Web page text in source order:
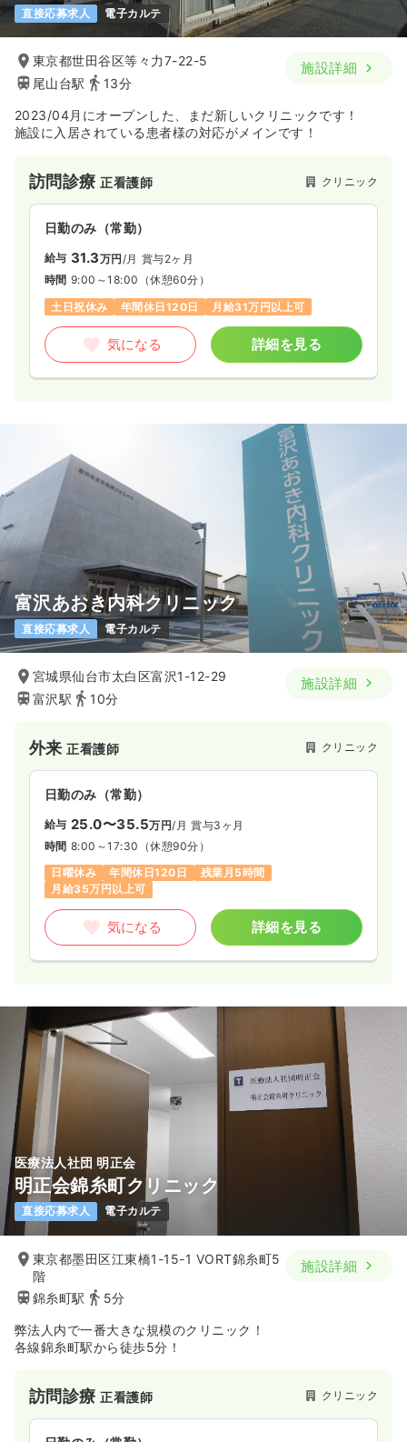
直接応募求人 電子カルテ
東京都世田谷区等々力7-22-5
尾山台駅
13分
施設詳細
2023/04月にオープンした、まだ新しいクリニックです！
施設に入居されている患者様の対応がメインです！
訪問診療正看護師 クリニック
日勤のみ（常勤）
給与 31.3万円/月 賞与2ヶ月
時間 9:00～18:00 （休憩60分）
土日祝休み
年間休日120日 月給31万円以上可
気になる 詳細を見る
富沢あおき内科クリニック
直接応募求人 電子カルテ
宮城県仙台市太白区富沢1-12-29
富沢駅
10分
施設詳細
外来正看護師 クリニック
日勤のみ（常勤）
給与 25.0〜35.5万円/月 賞与3ヶ月
時間 8:00～17:30 （休憩90分）
日曜休み
年間休日120日
残業月5時間
月給35万円以上可
気になる 詳細を見る
医療法人社団 明正会
明正会錦糸町クリニック
直接応募求人 電子カルテ
東京都墨田区江東橋1-15-1 VORT錦糸町5
階
錦糸町駅
5分
施設詳細
弊法人内で一番大きな規模のクリニック！
各線錦糸町駅から徒歩5分！
訪問診療正看護師 クリニック